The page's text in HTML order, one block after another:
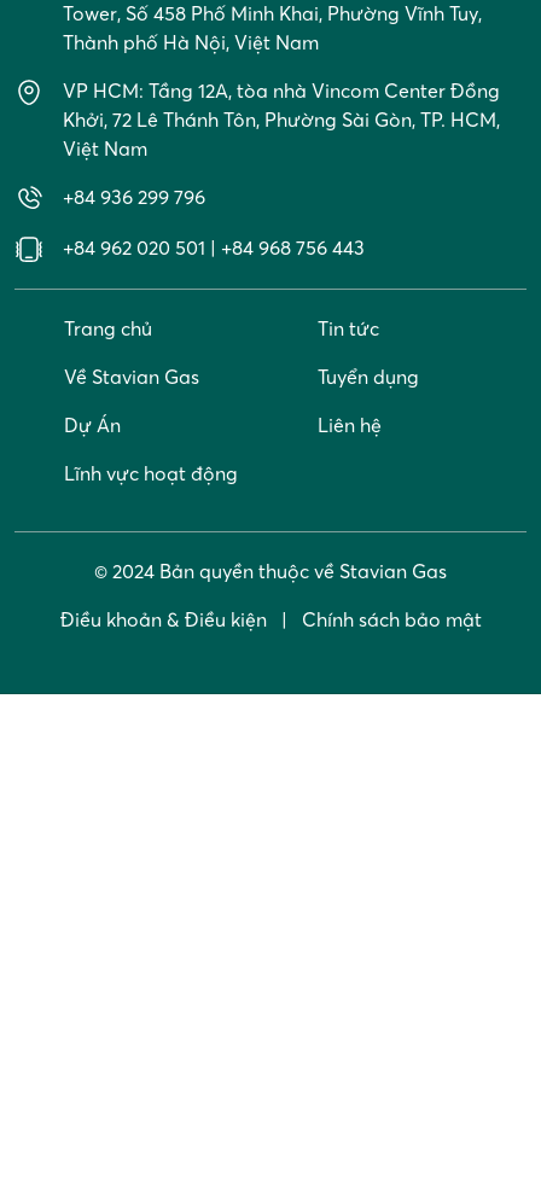
Tower, Số 458 Phố Minh Khai, Phường Vĩnh Tuy,
Thành phố Hà Nội, Việt Nam
VP HCM: Tầng 12A, tòa nhà Vincom Center Đồng
Khởi, 72 Lê Thánh Tôn, Phường Sài Gòn, TP. HCM,
Việt Nam
+84 936 299 796
+84 962 020 501 | +84 968 756 443
Trang chủ
Tin tức
Về Stavian Gas
Tuyển dụng
Dự Án
Liên hệ
Lĩnh vực hoạt động
© 2024 Bản quyền thuộc về Stavian Gas
Điều khoản & Điều kiện
Chính sách bảo mật